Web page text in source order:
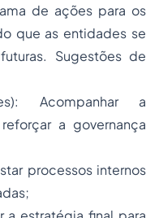
de ações para os
que as entidades se
Sugestões de
Acompanhar a
a governança
processos internos